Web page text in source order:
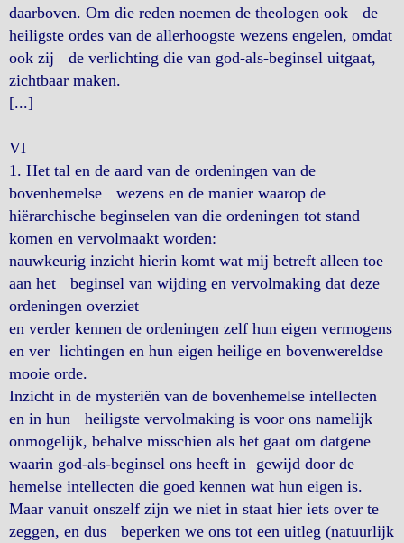
daarboven. Om die reden noemen de theologen ook de
heiligste ordes van de allerhoogste wezens engelen, omdat
ook zij de verlichting die van god-als-beginsel uitgaat,
zichtbaar maken.
[...]
VI
1. Het tal en de aard van de ordeningen van de
bovenhemelse wezens en de manier waarop de
hiërarchische beginselen van die ordeningen tot stand
komen en vervolmaakt worden:
nauwkeurig inzicht hierin komt wat mij betreft alleen toe
aan het beginsel van wijding en vervolmaking dat deze
ordeningen overziet
en verder kennen de ordeningen zelf hun eigen vermogens
en ver lichtingen en hun eigen heilige en bovenwereldse
mooie orde.
Inzicht in de mysteriën van de bovenhemelse intellecten
en in hun heiligste vervolmaking is voor ons namelijk
onmogelijk, behalve misschien als het gaat om datgene
waarin god-als-beginsel ons heeft in gewijd door de
hemelse intellecten die goed kennen wat hun eigen is.
Maar vanuit onszelf zijn we niet in staat hier iets over te
zeggen, en dus beperken we ons tot een uitleg (natuurlijk